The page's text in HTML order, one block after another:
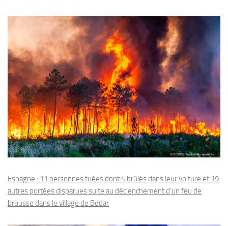
Espagne : 11 personnes tuées dont 4 brûlés dans leur voiture et 19
autres portées disparues suite au déclenchement d’un feu de
brousse dans le village de Bedar